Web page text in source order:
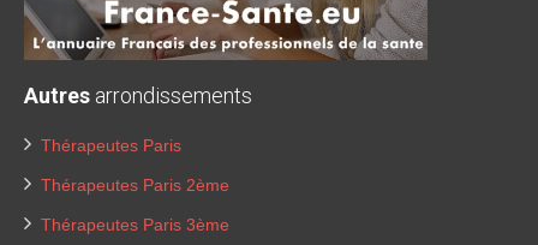
Autres arrondissements
Thérapeutes Paris
Thérapeutes Paris 2ème
Thérapeutes Paris 3ème